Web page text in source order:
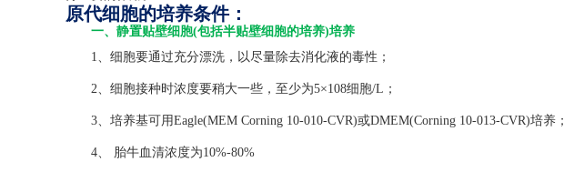
原代细胞的培养条件：
一、静置贴壁细胞(包括半贴壁细胞的培养)培养
1、细胞要通过充分漂洗，以尽量除去消化液的毒性；
2、细胞接种时浓度要稍大一些，至少为5×108细胞/L；
3、培养基可用Eagle(MEM Corning 10-010-CVR)或DMEM(Corning 10-013-CVR)培养；
4、 胎牛血清浓度为10%-80%